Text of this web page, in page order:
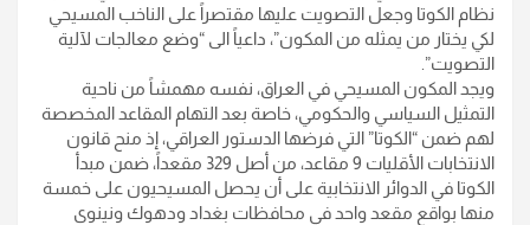
نظام الكوتا وجعل التصويت عليها مقتصراً على الناخب المسيحي
لكي يختار من يمثله من المكون”، داعياً الى “وضع معالجات لآلية
التصويت”.
ويجد المكون المسيحي في العراق، نفسه مهمشاً من ناحية
التمثيل السياسي والحكومي، خاصة بعد التهام المقاعد المخصصة
لهم ضمن “الكوتا” التي فرضها الدستور العراقي، إذ منح قانون
الانتخابات الأقليات 9 مقاعد، من أصل 329 مقعداً، ضمن مبدأ
الكوتا في الدوائر الانتخابية على أن يحصل المسيحيون على خمسة
منها بواقع مقعد واحد في محافظات بغداد ودهوك ونينوى